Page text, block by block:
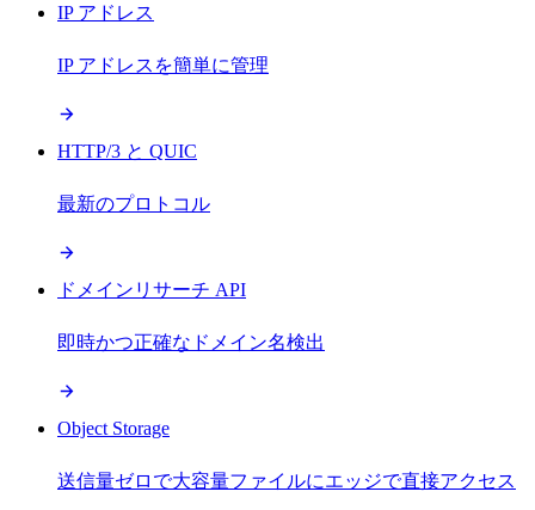
IP アドレス
IP アドレスを簡単に管理
HTTP/3 と QUIC
最新のプロトコル
ドメインリサーチ API
即時かつ正確なドメイン名検出
Object Storage
送信量ゼロで大容量ファイルにエッジで直接アクセス